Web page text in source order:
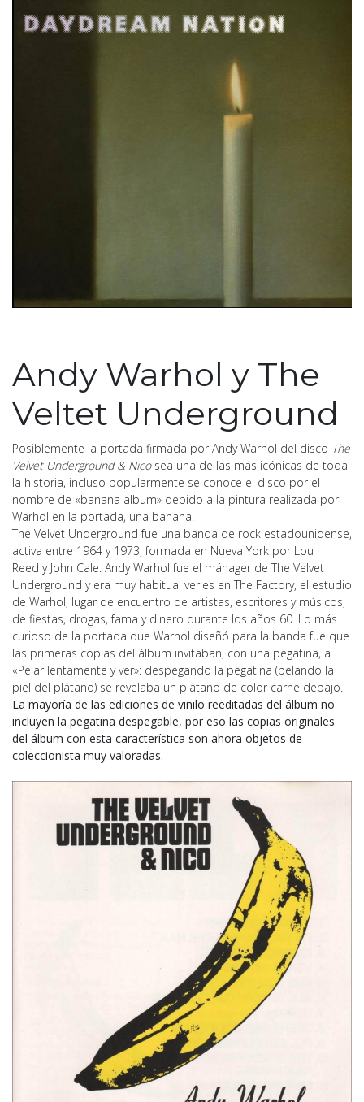
Andy Warhol y The
Veltet Underground
Posiblemente la portada firmada por Andy Warhol del disco The
Velvet Underground & Nico sea una de las más icónicas de toda
la historia, incluso popularmente se conoce el disco por el
nombre de «banana album» debido a la pintura realizada por
Warhol en la portada, una banana.
The Velvet Underground fue una banda de rock estadounidense,
activa entre 1964 y 1973, formada en Nueva York por Lou
Reed y John Cale. Andy Warhol fue el mánager de The Velvet
Underground y era muy habitual verles en The Factory, el estudio
de Warhol, lugar de encuentro de artistas, escritores y músicos,
de fiestas, drogas, fama y dinero durante los años 60. Lo más
curioso de la portada que Warhol diseñó para la banda fue que
las primeras copias del álbum invitaban, con una pegatina, a
«Pelar lentamente y ver»: despegando la pegatina (pelando la
piel del plátano) se revelaba un plátano de color carne debajo.
La mayoría de las ediciones de vinilo reeditadas del álbum no
incluyen la pegatina despegable, por eso las copias originales
del álbum con esta característica son ahora objetos de
coleccionista muy valoradas.